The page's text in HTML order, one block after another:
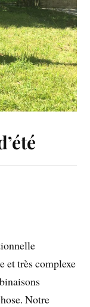
et très complexe
Notre